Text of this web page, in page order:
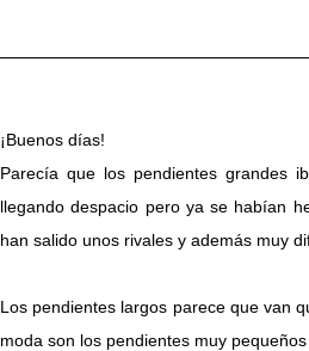
¡Buenos días!
Parecía que los pendientes grandes
llegando despacio pero ya se habían
han salido unos rivales y además muy
Los pendientes largos parece que van
moda son los pendientes muy